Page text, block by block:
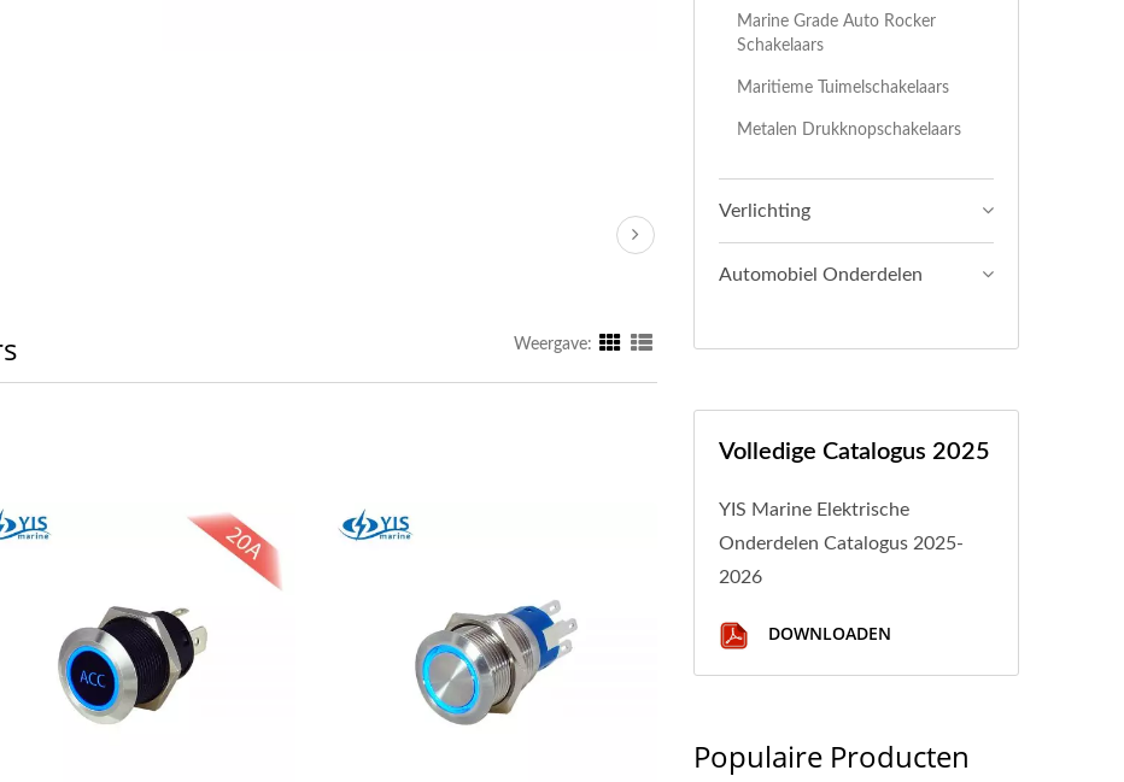
Weergave:
Marine Grade Auto Rocker
Schakelaars
Maritieme Tuimelschakelaars
Metalen Drukknopschakelaars
Verlichting
Automobiel Onderdelen
Volledige Catalogus 2025
YIS Marine Elektrische
Onderdelen Catalogus 2025-
2026
DOWNLOADEN
Populaire Producten